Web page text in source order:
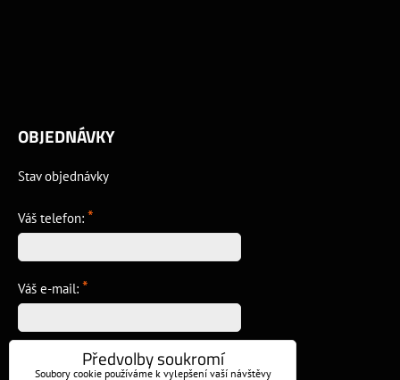
OBJEDNÁVKY
Stav objednávky
Váš telefon: *
Váš e-mail: *
Předvolby soukromí
Soubory cookie používáme k vylepšení vaší návštěvy